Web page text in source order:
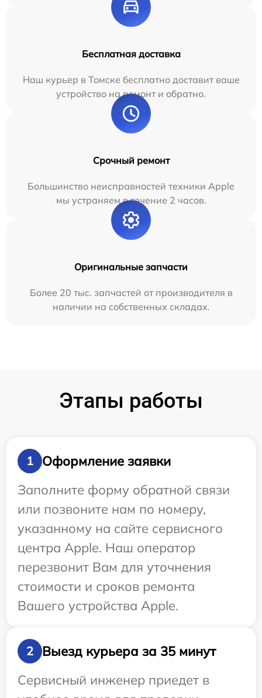
Бесплатная доставка
Наш курьер в Томске бесплатно доставит ваше
устройство на ремонт и обратно.
Срочный ремонт
Большинство неисправностей техники Apple
мы устраняем в течение 2 часов.
Оригинальные запчасти
Более 20 тыс. запчастей от производителя в
наличии на собственных складах.
Этапы работы
1
Оформление заявки
Заполните форму обратной связи
или позвоните нам по номеру,
указанному на сайте сервисного
центра Apple. Наш оператор
перезвонит Вам для уточнения
стоимости и сроков ремонта
Вашего устройства Apple.
2
Выезд курьера за 35 минут
Сервисный инженер приедет в